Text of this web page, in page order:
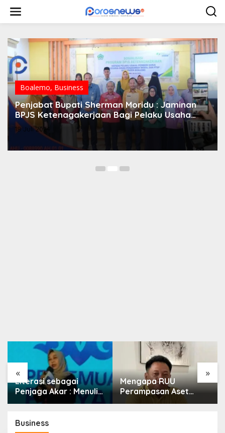
w
Boalemo, Business
Penjabat Bupati Sherman Moridu : Jaminan
BPJS Ketenagakerjaan Bagi Pelaku Usaha
Sangat Penting
18 Juli 2024
« »
Literasi sebagai
Penjaga Akar : Menulis
Budaya, Merawat
Mengapa RUU
Perampasan Aset
Begitu Sulit Disahkan?
Business